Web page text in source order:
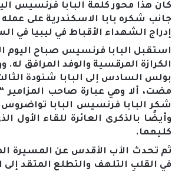
كان هذا محور كلمة البابا فرنسيس
جانب شكره بابا الاسكندرية على
إدراج الشهداء الأقباط في ليبيا في
الكرازة المرقسية والوفد المرافق
مضت، ألا وهي عبارة صاحب المزامير
شكر البابا فرنسيس البابا تواضروس
كليهما.
ثم تحدث الأب الأقدس عن المسيرة
في القلب التلهف والتطلع المتقد